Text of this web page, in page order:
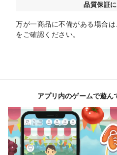
品質保証
万が一商品に不備がある場合は
をご確認ください。
アプリ内のゲームで遊ん